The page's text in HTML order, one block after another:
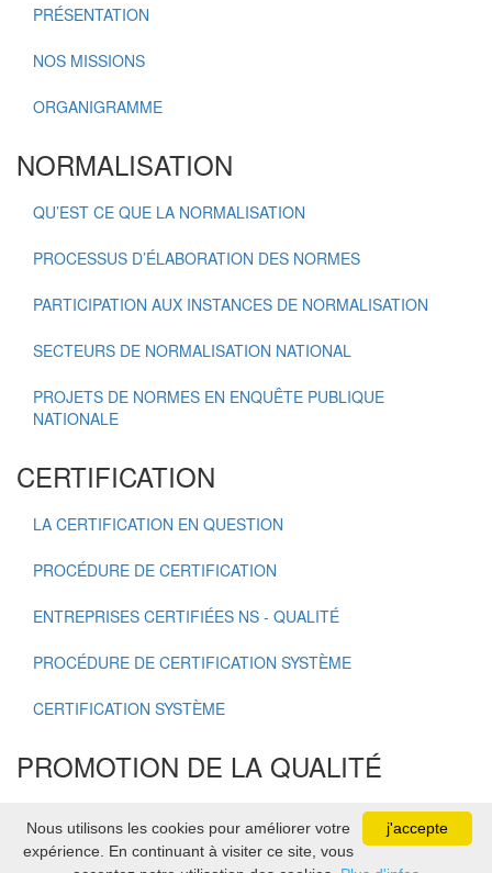
PRÉSENTATION
NOS MISSIONS
ORGANIGRAMME
NORMALISATION
QU’EST CE QUE LA NORMALISATION
PROCESSUS D’ÉLABORATION DES NORMES
PARTICIPATION AUX INSTANCES DE NORMALISATION
SECTEURS DE NORMALISATION NATIONAL
PROJETS DE NORMES EN ENQUÊTE PUBLIQUE
NATIONALE
CERTIFICATION
LA CERTIFICATION EN QUESTION
PROCÉDURE DE CERTIFICATION
ENTREPRISES CERTIFIÉES NS - QUALITÉ
PROCÉDURE DE CERTIFICATION SYSTÈME
CERTIFICATION SYSTÈME
PROMOTION DE LA QUALITÉ
Copyright Association Sénégalaise de Normalisation 2021
j'accepte
Nous utilisons les cookies pour améliorer votre
expérience. En continuant à visiter ce site, vous